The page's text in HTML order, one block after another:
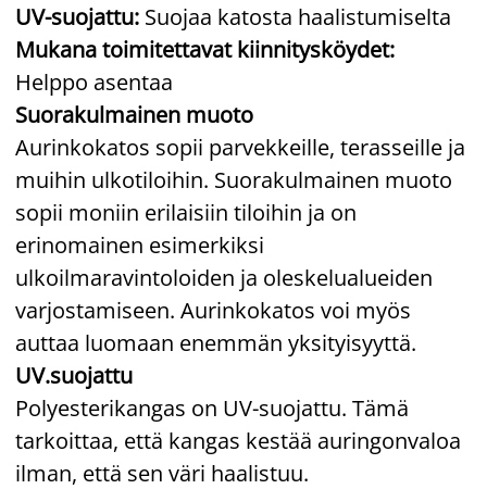
UV-suojattu: Suojaa katosta haalistumiselta
Mukana toimitettavat kiinnitysköydet:
Helppo asentaa
Suorakulmainen muoto
Aurinkokatos sopii parvekkeille, terasseille ja
muihin ulkotiloihin. Suorakulmainen muoto
sopii moniin erilaisiin tiloihin ja on
erinomainen esimerkiksi
ulkoilmaravintoloiden ja oleskelualueiden
varjostamiseen. Aurinkokatos voi myös
auttaa luomaan enemmän yksityisyyttä.
UV.suojattu
Polyesterikangas on UV-suojattu. Tämä
tarkoittaa, että kangas kestää auringonvaloa
ilman, että sen väri haalistuu.